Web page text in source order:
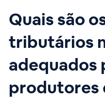
Quais são
tributários
adequados
produtores